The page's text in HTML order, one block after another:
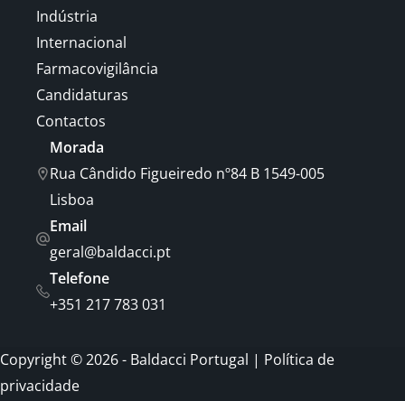
Indústria
Internacional
Farmacovigilância
Candidaturas
Contactos
Morada
Rua Cândido Figueiredo nº84 B 1549-005
Lisboa
Email
geral@baldacci.pt
Telefone
+351 217 783 031
Copyright © 2026 - Baldacci Portugal | Política de
privacidade